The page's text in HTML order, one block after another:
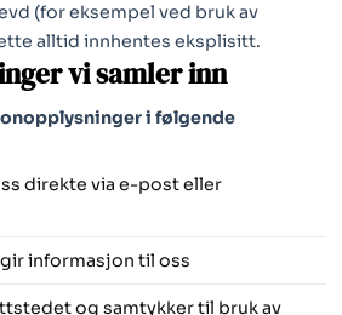
(for eksempel ved bruk av
alltid innhentes eksplisitt.
vi samler inn
i følgende
direkte via e-post eller
informasjon til oss
og samtykker til bruk av